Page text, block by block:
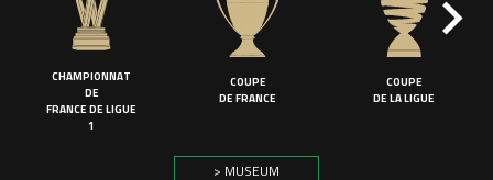
CHAMPIONNAT
DE
FRANCE DE LIGUE
1
COUPE
DE FRANCE
COUPE
DE LA LIGUE
> MUSEUM